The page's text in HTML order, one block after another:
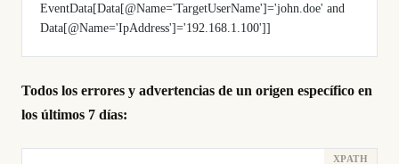
EventData[Data[@Name='TargetUserName']='john.doe' and
Data[@Name='IpAddress']='192.168.1.100']]
Todos los errores y advertencias de un origen específico en
los últimos 7 días: